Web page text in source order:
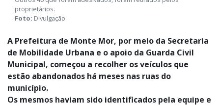
Outros 40 que foram adesivados, foram retirados pelos
proprietários.
Foto: Divulgação
A Prefeitura de Monte Mor, por meio da Secretaria
de Mobilidade Urbana e o apoio da Guarda Civil
Municipal, começou a recolher os veículos que
estão abandonados há meses nas ruas do
município.